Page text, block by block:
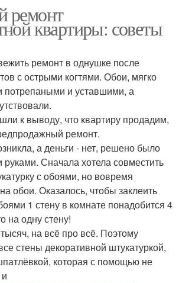
ремонт
квартиры: советы
ремонт в однушке после
с острыми когтями. Обои, мягко
потрепаными и уставшими, а
к выводу, что квартиру продадим,
ремонт.
а деньги - нет, решено было
руками. Сначала хотела совместить
с обоями, но вовремя
обои. Оказалось, чтобы заклеить
1 стену в комнате понадобится 4
на одну стену!
на всё про всё. Поэтому
стены декоративной штукатуркой,
которая с помощью не